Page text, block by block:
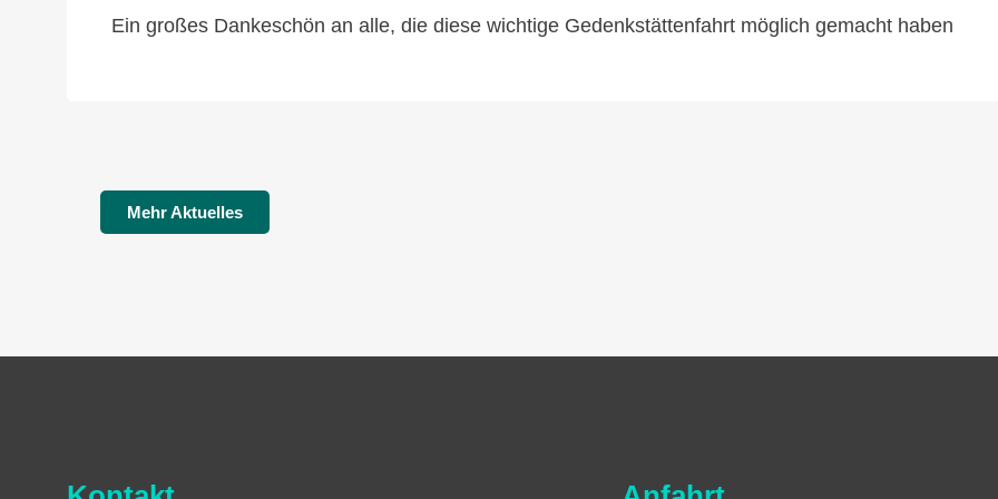
Ein großes Dankeschön an alle, die diese wichtige Gedenkstättenfahrt möglich gemacht haben
Mehr Aktuelles